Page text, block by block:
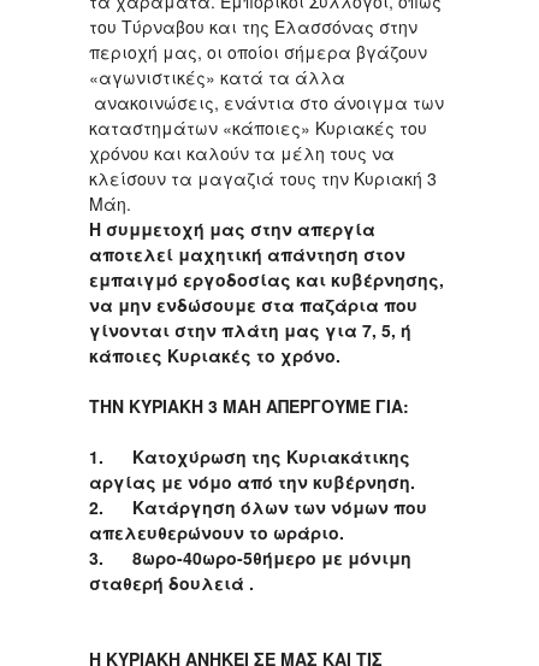
του Τύρναβου και της Ελασσόνας στην
περιοχή μας, οι οποίοι σήμερα βγάζουν
«αγωνιστικές» κατά τα άλλα
ανακοινώσεις, ενάντια στο άνοιγμα των
καταστημάτων «κάποιες» Κυριακές του
χρόνου και καλούν τα μέλη τους να
κλείσουν τα μαγαζιά τους την Κυριακή 3
Μάη.
Η συμμετοχή μας στην απεργία
αποτελεί μαχητική απάντηση στον
εμπαιγμό εργοδοσίας και κυβέρνησης,
να μην ενδώσουμε στα παζάρια που
γίνονται στην πλάτη μας για 7, 5, ή
κάποιες Κυριακές το χρόνο.
ΤΗΝ ΚΥΡΙΑΚΗ 3 ΜΑΗ ΑΠΕΡΓΟΥΜΕ ΓΙΑ:
1.
Κατοχύρωση της Κυριακάτικης
αργίας με νόμο από την κυβέρνηση.
2.
Κατάργηση όλων των νόμων που
απελευθερώνουν το ωράριο.
3.
8ωρο-40ωρο-5θήμερο με μόνιμη
σταθερή δουλειά .
Η ΚΥΡΙΑΚΗ ΑΝΗΚΕΙ ΣΕ ΜΑΣ ΚΑΙ ΤΙΣ